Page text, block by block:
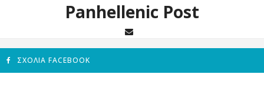
Panhellenic Post
ΣΧΌΛΙΑ FACEBOOK